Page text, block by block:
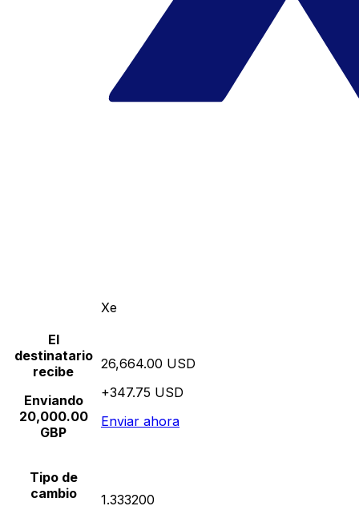
Xe
El
destinatario
recibe
Enviando
20,000.00
GBP
26,664.00 USD
+347.75 USD
Enviar ahora
Tipo de
cambio
1.333200